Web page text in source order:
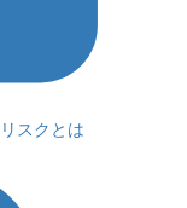
スクとは